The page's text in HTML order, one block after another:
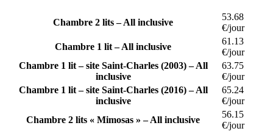
Chambre 2 lits – All inclusive
53.68
€/jour
Chambre 1 lit – All inclusive
61.13
€/jour
Chambre 1 lit – site Saint-Charles (2003) – All
inclusive
63.75
€/jour
Chambre 1 lit – site Saint-Charles (2016) – All
inclusive
65.24
€/jour
Chambre 2 lits « Mimosas » – All inclusive
56.15
€/jour